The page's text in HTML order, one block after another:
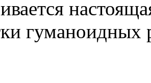
гуманоидных